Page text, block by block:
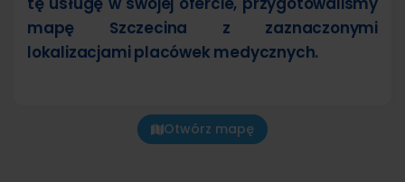
mapę Szczecina z zaznaczonymi
lokalizacjami placówek medycznych.
Otwórz mapę